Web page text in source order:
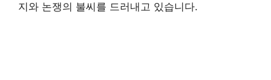
지와 논쟁의 불씨를 드러내고 있습니다.